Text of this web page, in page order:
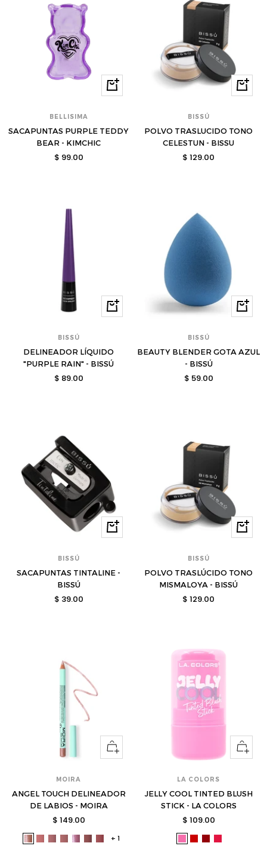
Comprar
BELLISIMA
SACAPUNTAS PURPLE TEDDY
BEAR - KIMCHIC
Precio
$ 99.00
BISSÚ
POLVO TRASLUCIDO TONO
CELESTUN - BISSU
Precio
$ 129.00
Comprar
BISSÚ
DELINEADOR LÍQUIDO
"PURPLE RAIN" - BISSÚ
Precio
$ 89.00
BISSÚ
BEAUTY BLENDER GOTA AZUL
- BISSÚ
Precio
$ 59.00
Comprar
BISSÚ
SACAPUNTAS TINTALINE -
BISSÚ
Precio
$ 39.00
BISSÚ
POLVO TRASLÚCIDO TONO
MISMALOYA - BISSÚ
Precio
$ 129.00
Ver
opciones
MOIRA
ANGEL TOUCH DELINEADOR
DE LABIOS - MOIRA
Precio
de
$ 149.00
moi-moi-moi-moi-moi-moi-moi-
+ 1
Ver
LA COLORS
JELLY COOL TINTED BLUSH
STICK - LA COLORS
Precio
de
$ 109.00
lac-lac-lac-lac-